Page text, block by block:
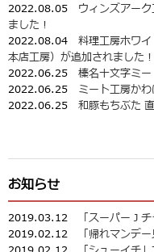
2022.08.05 ウィンズアー
ました！
2022.08.04 料理工房ホワ
本店工房）が追加されました！
2022.06.25 榛名十文字ミ
2022.06.25 ミート工房か
2022.06.25 和豚もちぶた
お知らせ
2019.03.12
「スーパーＪ
2019.02.12
「帰れマンデ